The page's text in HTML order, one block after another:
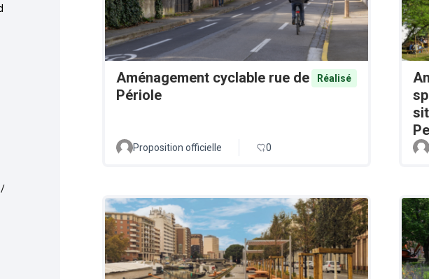
Aménagement cyclable rue de
Périole
Réalisé
Proposition officielle 0